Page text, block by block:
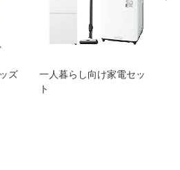
ズ
一人暮らし向け家電セッ
ト